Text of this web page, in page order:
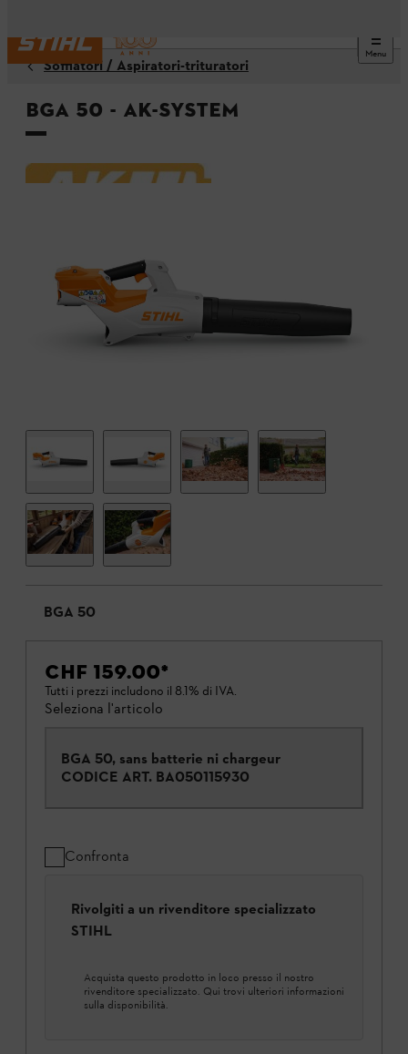
Menu
Soffiatori / Aspiratori-trituratori
BGA 50 - AK-System
BGA 50
CHF 159.00*
Tutti i prezzi includono il 8.1% di IVA.
Seleziona l'articolo
BGA 50, sans batterie ni chargeur
CODICE ART. BA050115930
Confronta
Rivolgiti a un rivenditore specializzato
STIHL
Acquista questo prodotto in loco presso il nostro
rivenditore specializzato. Qui trovi ulteriori informazioni
sulla disponibilità.